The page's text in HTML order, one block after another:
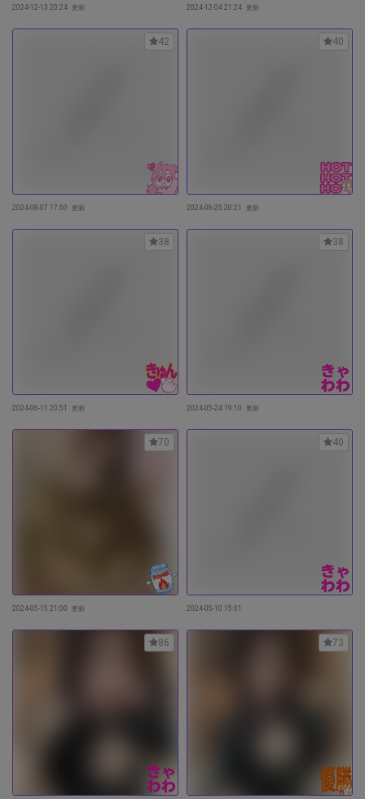
2024-12-13 20:24 更新 2024-12-04 21:24 更新
2024-08-07 17:50 更新
42
2024-06-25 20:21 更新
40
2024-06-11 20:51 更新
38
2024-05-24 19:10 更新
38
2024-05-15 21:00 更新
70
2024-05-10 15:01
40
86 73